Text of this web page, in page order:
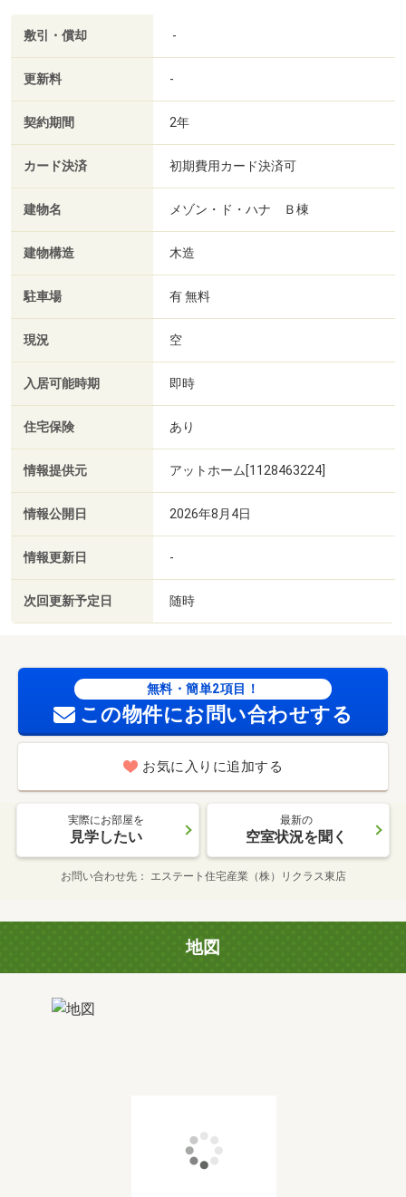
敷引・償却 -
更新料 -
契約期間 2年
カード決済 初期費用カード決済可
建物名 メゾン・ド・ハナ Ｂ棟
建物構造 木造
駐車場 有 無料
現況 空
入居可能時期 即時
住宅保険 あり
情報提供元 アットホーム[1128463224]
情報公開日 2026年8月4日
情報更新日 -
次回更新予定日 随時
無料・簡単2項目！
この物件にお問い合わせする
お気に入りに追加する
実際にお部屋を
見学したい
最新の
空室状況を聞く
お問い合わせ先 エステート住宅産業（株）リクラス東店
地図